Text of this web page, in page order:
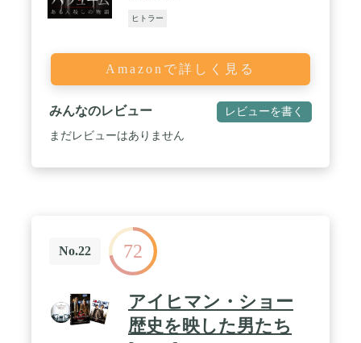
ヒトラー
Amazonで詳しく見る
みんなのレビュー レビューを書く
まだレビューはありません
No.22 72
アイヒマン・ショー
歴史を映した男たち